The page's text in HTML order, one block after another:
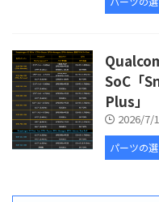
SoC「
Plus」
2026/7/
パーツの